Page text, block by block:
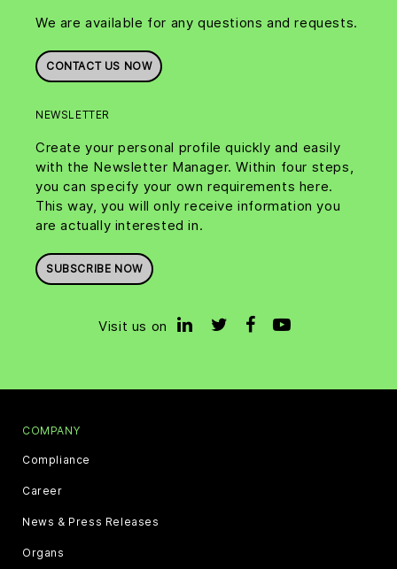
We are available for any questions and requests.
CONTACT US NOW
NEWSLETTER
Create your personal profile quickly and easily
with the Newsletter Manager. Within four steps,
you can specify your own requirements here.
This way, you will only receive information you
are actually interested in.
SUBSCRIBE NOW
Visit us on
COMPANY
Compliance
Career
News & Press Releases
Organs